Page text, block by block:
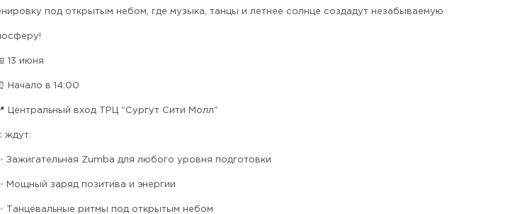
под открытым небом, где музыка, танцы и летнее солнце создадут незабываемую
13 июня
Начало в 14:00
Центральный вход ТРЦ "Сургут Сити Молл"
ждут:
Зажигательная Zumba для любого уровня подготовки
Мощный заряд позитива и энергии
Танцевальные ритмы под открытым небом